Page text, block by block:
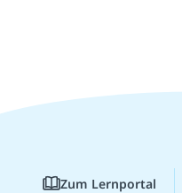
Zum Lernportal